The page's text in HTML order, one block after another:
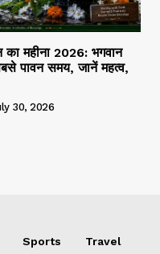
महीना 2026: भगवान
पावन समय, जानें महत्व,
30, 2026
Sports Travel